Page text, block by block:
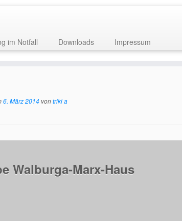
im Notfall Downloads Impressum
6. März 2014 vontriki a
Walburga-Marx-Haus